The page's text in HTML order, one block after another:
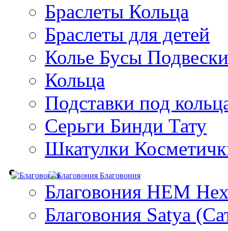
Браслеты Кольца
Браслеты для детей
Колье Бусы Подвески
Кольца
Подставки под
Серьги Бинди Тату
Шкатулки
Благовония
Благовония HEM
Благовония Satya